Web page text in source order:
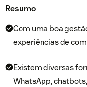
Resumo
Com uma boa
experiências de
Existem diversas
WhatsApp,